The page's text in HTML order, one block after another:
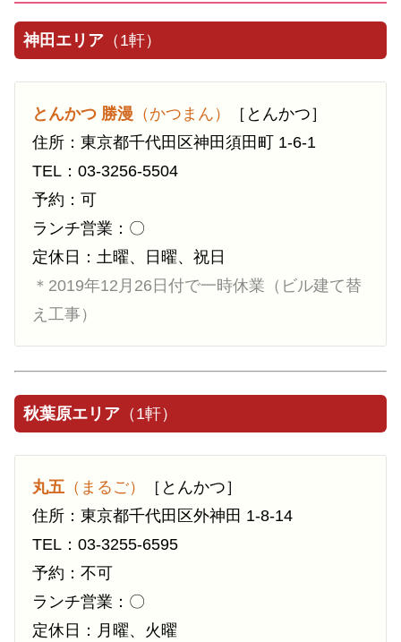
神田エリア （1軒）
とんかつ 勝漫 （かつまん）
［とんかつ］
住所：東京都千代田区神田須田町 1-6-1
TEL：03-3256-5504
予約：可
ランチ営業：〇
定休日：土曜、日曜、祝日
＊2019年12月26日付で一時休業（ビル建て替
え工事）
秋葉原エリア （1軒）
丸五 （まるご）
［とんかつ］
住所：東京都千代田区外神田 1-8-14
TEL：03-3255-6595
予約：不可
ランチ営業：〇
定休日：月曜、火曜